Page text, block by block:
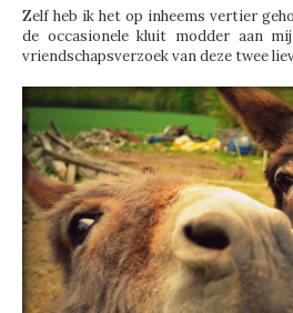
Zelf heb ik het op inheems vertier
de occasionele kluit modder aan
vriendschapsverzoek van deze twee